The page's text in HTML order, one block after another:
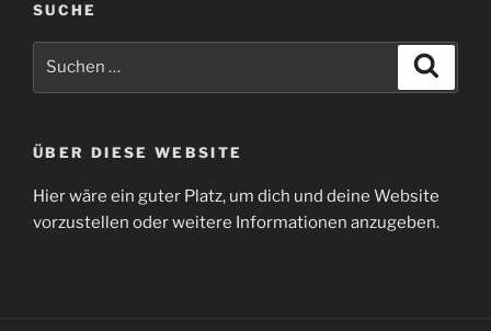
SUCHE
ÜBER DIESE WEBSITE
Hier wäre ein guter Platz, um dich und deine Website
vorzustellen oder weitere Informationen anzugeben.